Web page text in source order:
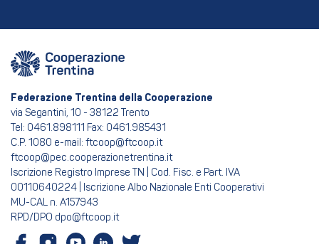
Federazione Trentina della Cooperazione
via Segantini, 10 - 38122 Trento
Tel: 0461.898111 Fax: 0461.985431
C.P. 1080 e-mail: ftcoop@ftcoop.it
ftcoop@pec.cooperazionetrentina.it
Iscrizione Registro Imprese TN | Cod. Fisc. e Part. IVA
00110640224 | Iscrizione Albo Nazionale Enti Cooperativi
MU-CAL n. A157943
RPD/DPO dpo@ftcoop.it